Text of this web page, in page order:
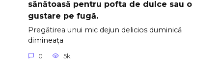
sănătoasă pentru pofta de dulce sau o
gustare pe fugă.
Pregătirea unui mic dejun delicios duminică
dimineața
0 5k.